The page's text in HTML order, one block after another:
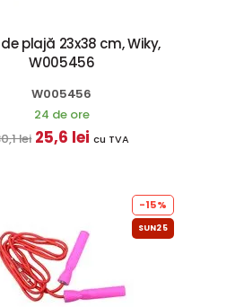
plajă 23x38 cm, Wiky,
W005456
W005456
24 de ore
lei 25,6 lei cu TVA
-15%
SUN25